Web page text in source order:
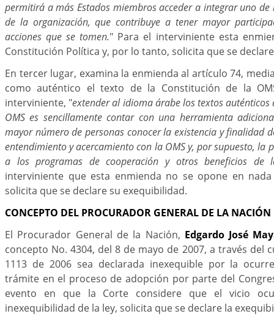
permitirá a más Estados miembros acceder a integrar uno
de la organización, que contribuye a tener mayor
acciones que se tomen." Para el interviniente esta
Constitución Política y, por lo tanto, solicita que se
En tercer lugar, examina la enmienda al artículo 74,
como auténtico el texto de la Constitución de la
interviniente, "extender al idioma árabe los textos auténticos
OMS es sencillamente contar con una herramienta
mayor número de personas conocer la existencia y finalidad
entendimiento y acercamiento con la OMS y, por supuesto, la
a los programas de cooperación y otros beneficios de
interviniente que esta enmienda no se opone en
solicita que se declare su exequibilidad.
CONCEPTO DEL PROCURADOR GENERAL DE LA NACIÓN
El Procurador General de la Nación, Edgardo José
concepto No. 4304, del 8 de mayo de 2007, a través del
1113 de 2006 sea declarada inexequible por la
trámite en el proceso de adopción por parte del
evento en que la Corte considere que el vicio
inexequibilidad de la ley, solicita que se declare la